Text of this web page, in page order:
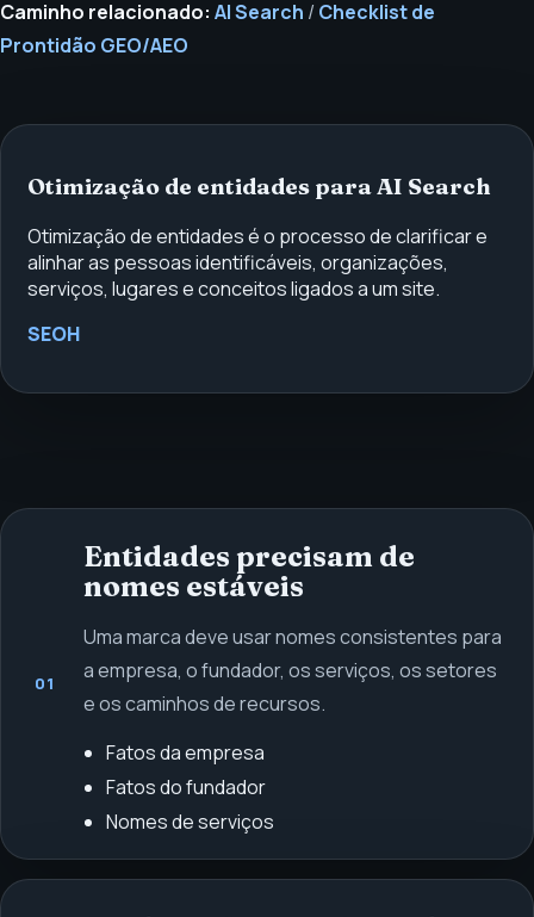
Caminho relacionado: AI Search / Checklist de
Prontidão GEO/AEO
Otimização de entidades para AI Search
Otimização de entidades é o processo de clarificar e
alinhar as pessoas identificáveis, organizações,
serviços, lugares e conceitos ligados a um site.
SEOH
01
Entidades precisam de
nomes estáveis
Uma marca deve usar nomes consistentes para
a empresa, o fundador, os serviços, os setores
e os caminhos de recursos.
Fatos da empresa
Fatos do fundador
Nomes de serviços